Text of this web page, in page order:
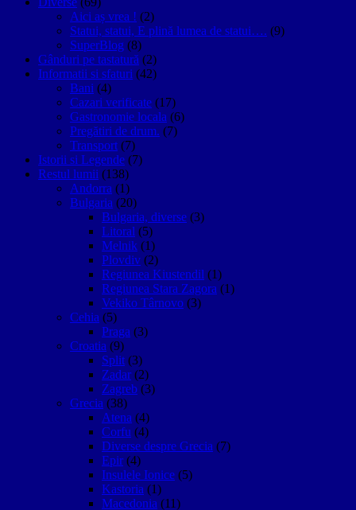
Aici aș vrea ! (2)
Statui, statui, E plină lumea de statui…. (9)
SuperBlog (8)
Gânduri pe tastatură (2)
Informatii si sfaturi (42)
Bani (4)
Cazari verificate (17)
Gastronomie locala (6)
Pregătiri de drum. (7)
Transport (7)
Istorii si Legende (7)
Restul lumii (138)
Andorra (1)
Bulgaria (20)
Bulgaria, diverse (3)
Litoral (5)
Melnik (1)
Plovdiv (2)
Regiunea Kiustendil (1)
Regiunea Stara Zagora (1)
Vekiko Târnovo (3)
Cehia (5)
Praga (3)
Croatia (9)
Split (3)
Zadar (2)
Zagreb (3)
Grecia (38)
Atena (4)
Corfu (4)
Diverse despre Grecia (7)
Epir (4)
Insulele Ionice (5)
Kastoria (1)
Macedonia (11)